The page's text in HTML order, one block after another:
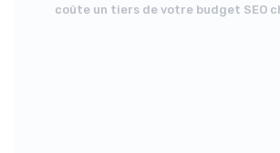
coûte un tiers de votre budget SEO